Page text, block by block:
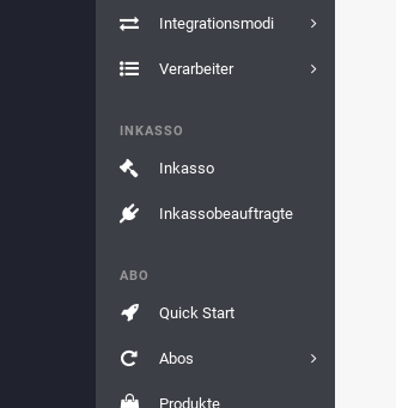
Integrationsmodi
Verarbeiter
INKASSO
Inkasso
Inkassobeauftragte
ABO
Quick Start
Abos
Produkte